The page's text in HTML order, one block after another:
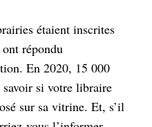
étaient inscrites
répondu
En 2020, 15 000
si votre libraire
sur sa vitrine. Et, s’il